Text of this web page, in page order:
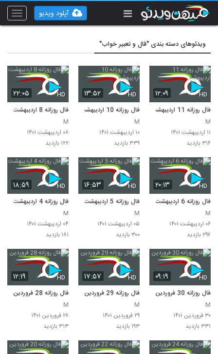
Toggle
آپلود ویدیو
ویدئوهای دسته بندی "فال و تعبیر خواب"
۱۲:۰۹ HD
فال روزانه 11 اردیبهشت
M
۱۱ اردیبهشت ۱۴۰۱
۳۱۶ بازدید
۱۳:۵۲ HD
فال روزانه 10 اردیبهشت
M
۱۰ اردیبهشت ۱۴۰۱
۳۳۹ بازدید
۲۲:۰۵ HD
فال روزانه 8 اردیبهشت
M
۰۸ اردیبهشت ۱۴۰۱
۱۲۲ بازدید
۲۰:۱۳ HD
فال روزانه 6 اردیبهشت
M
۰۶ اردیبهشت ۱۴۰۱
۲۹۷ بازدید
۱۶:۵۳ HD
فال روزانه 5 اردیبهشت
M
۰۵ اردیبهشت ۱۴۰۱
۳۰۰ بازدید
۱۸:۵۹ HD
فال روزانه 4 اردیبهشت
M
۰۴ اردیبهشت ۱۴۰۱
۱۸۱ بازدید
۰۹:۱۹ HD
فال روزانه 30 فروردین
M
۳۰ فروردین ۱۴۰۱
۳۳۱ بازدید
۱۷:۵۷ HD
فال روزانه 29 فروردین
M
۲۹ فروردین ۱۴۰۱
۱۹۳ بازدید
۱۲:۱۹ HD
فال روزانه 28 فروردین
M
۲۸ فروردین ۱۴۰۱
۳۱۳ بازدید